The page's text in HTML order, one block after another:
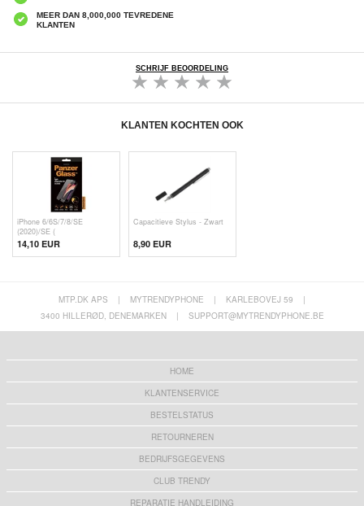
MEER DAN 8,000,000 TEVREDENE
KLANTEN
SCHRIJF BEOORDELING
KLANTEN KOCHTEN OOK
iPhone 6/6S/7/8/SE
(2020)/SE (
14,10 EUR
Capacitieve Stylus - Zwart
8,90 EUR
MTP.DK APS | MYTRENDYPHONE | KARLEBOVEJ 59
|
3400 HILLERØD, DENEMARKEN
| SUPPORT@MYTRENDYPHONE.BE
HOME
KLANTENSERVICE
BESTELSTATUS
RETOURNEREN
BEDRIJFSGEGEVENS
CLUB TRENDY
REPARATIE HANDLEIDING